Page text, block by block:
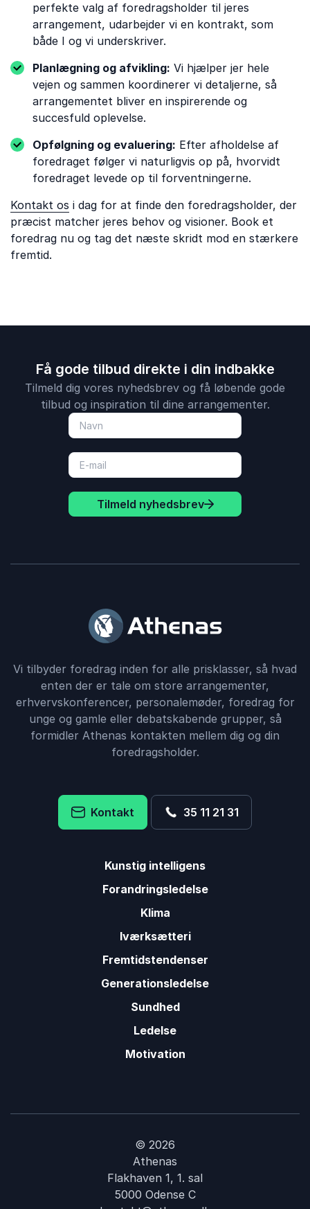
perfekte valg af foredragsholder til jeres
arrangement, udarbejder vi en kontrakt, som
både I og vi underskriver.
Planlægning og afvikling: Vi hjælper jer hele
vejen og sammen koordinerer vi detaljerne, så
arrangementet bliver en inspirerende og
succesfuld oplevelse.
Opfølgning og evaluering: Efter afholdelse af
foredraget følger vi naturligvis op på, hvorvidt
foredraget levede op til forventningerne.
Kontakt os i dag for at finde den foredragsholder, der
præcist matcher jeres behov og visioner. Book et
foredrag nu og tag det næste skridt mod en stærkere
fremtid.
Få gode tilbud direkte i din indbakke
Tilmeld dig vores nyhedsbrev og få løbende gode
tilbud og inspiration til dine arrangementer.
Tilmeld nyhedsbrev
Vi tilbyder foredrag inden for alle prisklasser, så hvad
enten der er tale om store arrangementer,
erhvervskonferencer, personalemøder, foredrag for
unge og gamle eller debatskabende grupper, så
formidler Athenas kontakten mellem dig og din
foredragsholder.
Kontakt 35 11 21 31
Kunstig intelligens
Forandringsledelse
Klima
Iværksætteri
Fremtidstendenser
Generationsledelse
Sundhed
Ledelse
Motivation
© 2026
Athenas
Flakhaven 1, 1. sal
5000 Odense C